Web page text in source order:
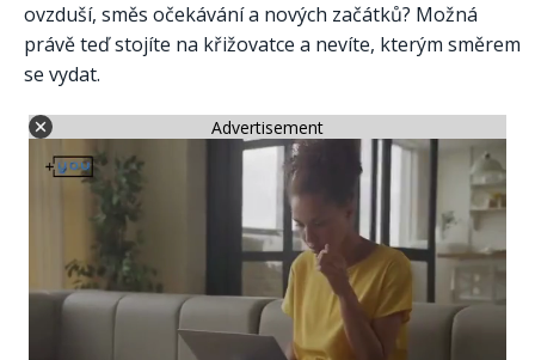
ovzduší, směs očekávání a nových začátků? Možná
právě teď stojíte na křižovatce a nevíte, kterým směrem
se vydat.
Advertisement